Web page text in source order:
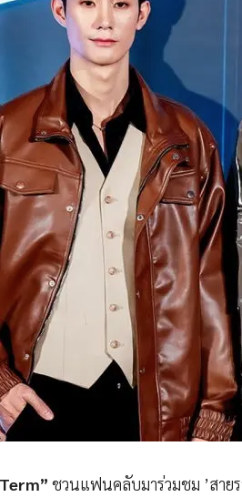
ชวนแฟนคลับมาร่วมชม ’สาย